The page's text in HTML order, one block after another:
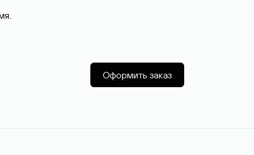
Оформить заказ